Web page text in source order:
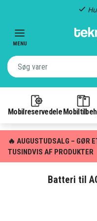
MENU
Mobilreservedele
🔥 AUGUSTUDSALG – GØR
TUSINDVIS AF PRODUKTER
Batteri til